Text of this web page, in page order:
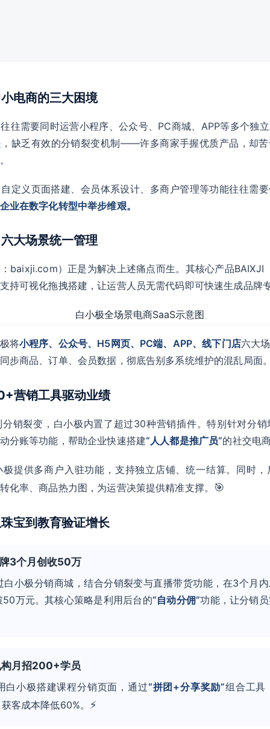
电商的三大困境
往需要同时运营小程序、公众号、PC商城、APP等多个独
缺乏有效的分销裂变机制——许多商家手握优质产品，却
定义页面搭建、会员体系设计、多商户管理等功能往往需
业在数字化转型中举步维艰。
大场景统一管理
baixji.com）正是为解决上述痛点而生。其核心产品BAIXJI
持可视化拖拽搭建，让运营人员无需代码即可快速生成品牌
将小程序、公众号、H5网页、PC端、APP、线下门店六大
步商品、订单、会员数据，彻底告别多系统维护的混乱局面
营销工具驱动业绩
销裂变，白小极内置了超过30种营销插件。特别针对分
分账等功能，帮助企业快速搭建“人人都是推广员”的社交电
提供多商户入驻功能，支持独立店铺、统一结算。同时
化率、商品热力图，为运营决策提供精准支撑。 🎯
宝到教育验证增长
3个月创收50万
白小极分销商城，结合分销裂变与直播带货功能，在3个月
万元。其核心策略是利用后台的“自动分佣”功能，让分销
月招200+学员
白小极搭建课程分销页面，通过“拼团+分享奖励”组合工具
客成本降低60%。 ⚡